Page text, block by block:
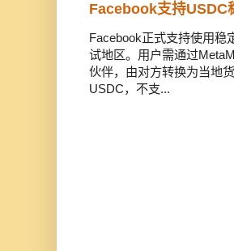
Facebook支持USDC
Facebook正式支持使用稳
试地区。用户需通过
伙伴，由对方转换为当地
USDC，不支...